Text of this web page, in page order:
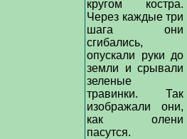
кругом костра.
Через каждые три
шага они
сгибались,
опускали руки до
земли и срывали
зеленые
травинки. Так
изображали они,
как олени
пасутся.